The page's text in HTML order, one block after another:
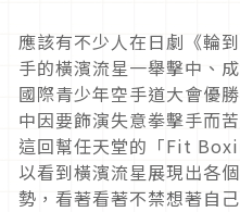
應該有不少人在日劇《輪
手的橫濱流星一舉擊中、
國際青少年空手道大會優
中因要飾演失意拳擊手而
這回幫任天堂的「Fit
以看到橫濱流星展現出各
勢，看著看著不禁想著自